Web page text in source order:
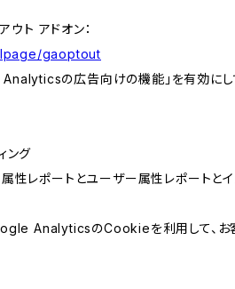
ト アドオン：
gaoptout
Analyticsの広告向けの機能」を有効
ング
レポートとユーザー属性レポートとイ
AnalyticsのCookieを利用して、お